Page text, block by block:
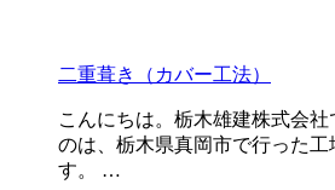
二重葺き（カバー工法）
こんにちは。栃木雄建株式会
のは、栃木県真岡市で行った
す。 …